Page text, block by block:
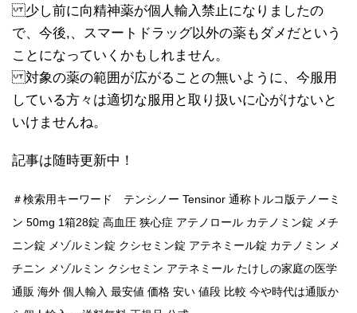
少し前に向精神薬が個人輸入禁止になりましたの
で、今後,、スマートドラッグ以外の薬もダメだという
ことになっていくかもしれません。
対象の薬の範囲が広がることの無いように、今服用
している方々は適切な服用と取り扱いに心がけないと
いけませんね。
記事は随時更新中！
＃検索用キーワード テンシノー Tensinor 通称トルコ版テノーミ
ン 50mg 1箱28錠 高血圧 狭心症 アテノロール カテノミン錠 メチ
ニン錠 メゾルミン錠 クシセミン錠 アテネミール錠 カテノミン メ
チニン メゾルミン クシセミン アテネミール たけしの家庭の医学
通販 海外 個人輸入 最安値 価格 安い 値段 比較 今や時代は通販か